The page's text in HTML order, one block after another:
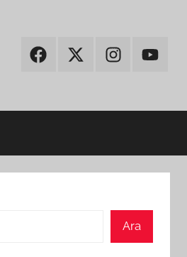
FacebookTwitterInstagramYoutube
Ara